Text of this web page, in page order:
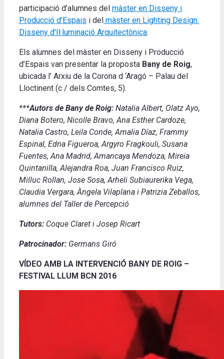
participació d’alumnes del màster en Disseny i
Producció d’Espais i del màster en Lighting Design.
Disseny d’Il·luminació Arquitectònica.
Els alumnes del màster en Disseny i Producció
d’Espais van presentar la proposta Bany de Roig,
ubicada l’ Arxiu de la Corona d ‘Aragó – Palau del
Lloctinent (c / dels Comtes, 5).
***Autors de Bany de Roig: Natalia Albert, Olatz Ayo,
Diana Botero, Nicolle Bravo, Ana Esther Cardoze,
Natalia Castro, Leila Conde, Amalia Díaz, Frammy
Espinal, Edna Figueroa, Argyro Fragkouli, Susana
Fuentes, Ana Madrid, Amancaya Mendoza, Mireia
Quintanilla, Alejandra Roa, Juan Francisco Ruiz,
Milluc Rollan, Jose Sosa, Arheli Subiaurerika Vega,
Claudia Vergara, Àngela Vilaplana i Patrizia Zeballos,
alumnes del Taller de Percepció
Tutors: Coque Claret i Josep Ricart
Patrocinador: Germans Giró
VÍDEO AMB LA INTERVENCIÓ BANY DE ROIG –
FESTIVAL LLUM BCN 2016